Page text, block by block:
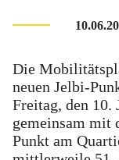
Die
neuen Jelbi-
Freitag, den
gemeinsam mit
Punkt am